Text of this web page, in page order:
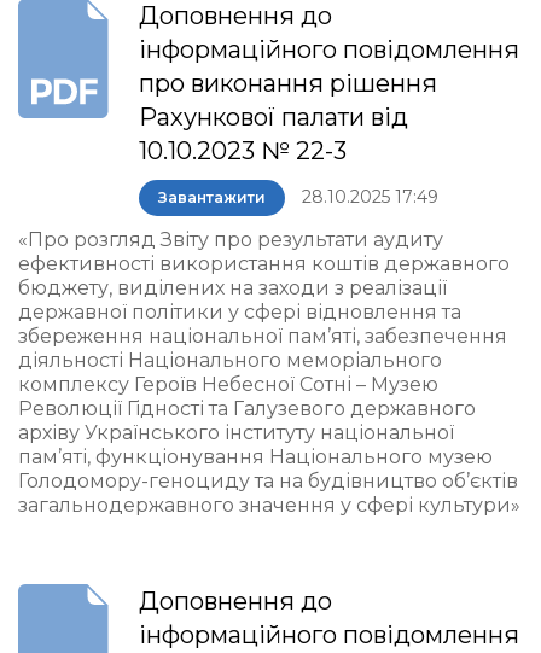
Доповнення до
інформаційного повідомлення
про виконання рішення
Рахункової палати від
10.10.2023 № 22-3
Завантажити 28.10.2025 17:49
«Про розгляд Звіту про результати аудиту
ефективності використання коштів державного
бюджету, виділених на заходи з реалізації
державної політики у сфері відновлення та
збереження національної пам’яті, забезпечення
діяльності Національного меморіального
комплексу Героїв Небесної Сотні – Музею
Революції Гідності та Галузевого державного
архіву Українського інституту національної
пам’яті, функціонування Національного музею
Голодомору-геноциду та на будівництво об’єктів
загальнодержавного значення у сфері культури»
Доповнення до
інформаційного повідомлення